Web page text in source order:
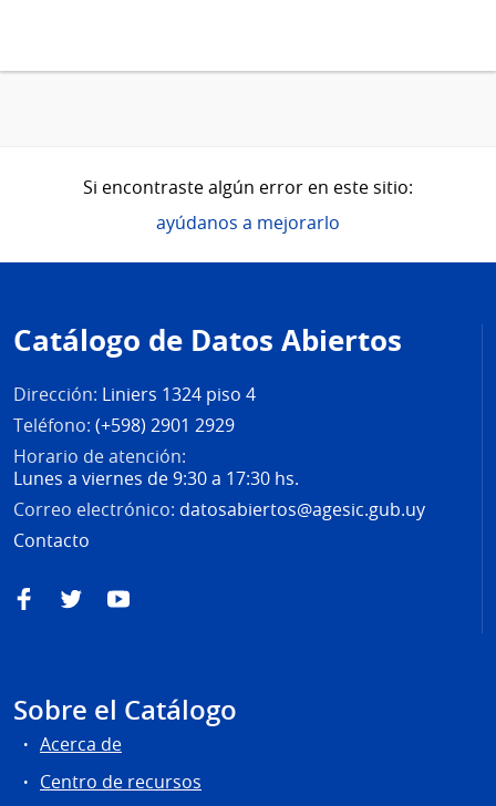
Si encontraste algún error en este sitio:
ayúdanos a mejorarlo
de
página
Catálogo de Datos Abiertos
Dirección: Liniers 1324 piso 4
Teléfono: (+598) 2901 2929
Horario de atención:
Lunes a viernes de 9:30 a 17:30 hs.
Correo electrónico: datosabiertos@agesic.gub.uy
Contacto
FacebookTwitterYouTube
Sobre el Catálogo
Acerca de
Centro de recursos